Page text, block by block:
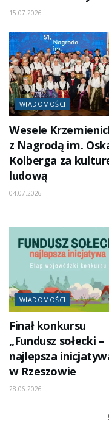
15.07.2026
WIADOMOŚCI
Wesele
z Nagrodą im.
Kolberga za
ludową
04.07.2026
WIADOMOŚCI
Finał konkursu
„Fundusz sołecki –
najlepsza
w Rzeszowie
28.06.2026